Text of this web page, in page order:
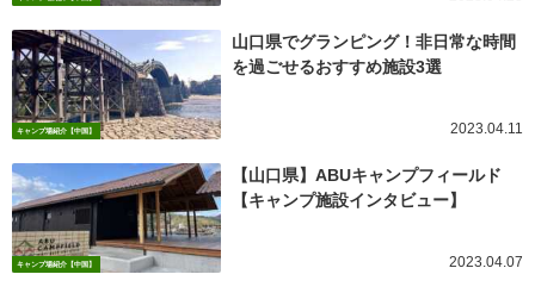
キャンプ場紹介【中国】
山口県でグランピング！非日常な時間
を過ごせるおすすめ施設3選
2023.04.11
キャンプ場紹介【中国】
【山口県】ABUキャンプフィールド
【キャンプ施設インタビュー】
2023.04.07